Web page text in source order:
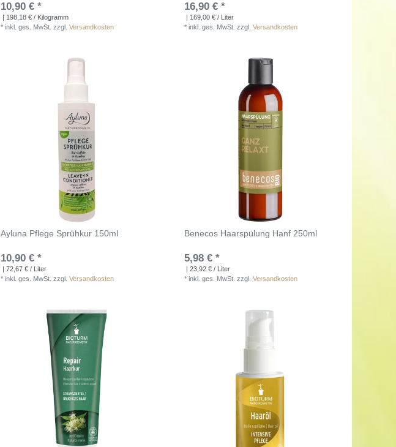
10,90 € *
| 198,18 € / Kilogramm
*inkl. ges. MwSt. zzgl.Versandkosten
16,90 € *
| 169,00 € / Liter
*inkl. ges. MwSt. zzgl.Versandkosten
Ayluna Pflege Sprühkur 150ml
10,90 € *
| 72,67 € / Liter
*inkl. ges. MwSt. zzgl.Versandkosten
Benecos Haarspülung Hanf 250ml
5,98 € *
| 23,92 € / Liter
*inkl. ges. MwSt. zzgl.Versandkosten